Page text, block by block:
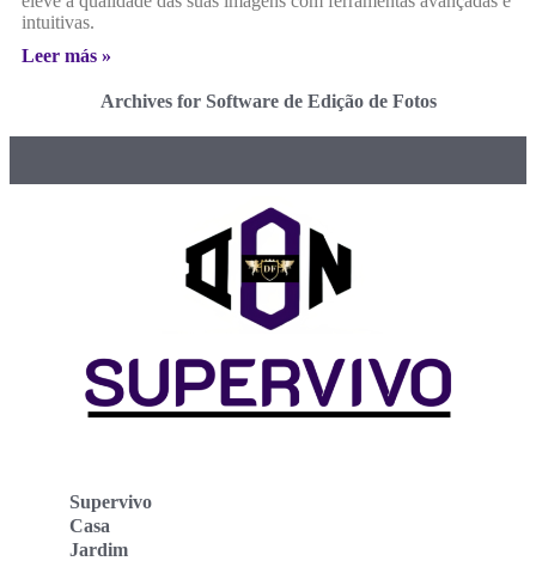
intuitivas.
Leer más »
Archives for Software de Edição de Fotos
Supervivo
Casa
Jardim